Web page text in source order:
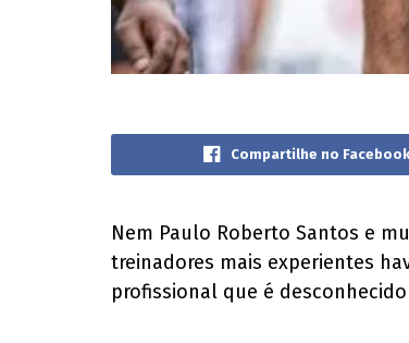
Compartilhe no Facebook
Nem Paulo Roberto Santos e
treinadores mais experientes
profissional que é